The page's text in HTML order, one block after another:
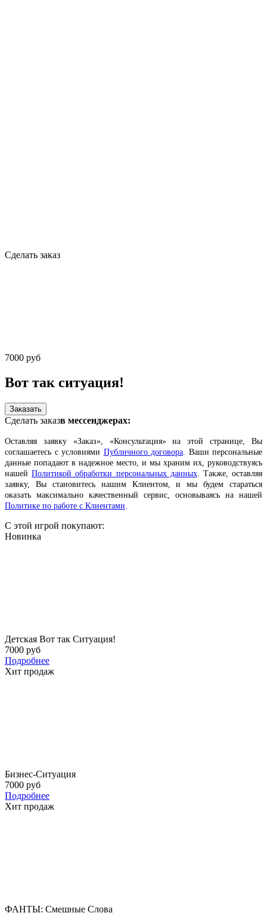
Сделать заказ
7000 руб
Вот так ситуация!
Заказать
Сделать заказв мессенджерах:
Оставляя заявку «Заказ», «Консультация» на этой странице, Вы
соглашаетесь с условиями Публичного договора. Ваши персональные
данные попадают в надежное место, и мы храним их, руководствуясь
нашейПолитикой обработки персональных данных. Также, оставляя
заявку, Вы становитесь нашим Клиентом, и мы будем стараться
оказать максимально качественный сервис, основываясь на нашей
Политике по работе с Клиентами.
С этой игрой покупают:
Новинка
Детская Вот так Ситуация!
7000 руб
Подробнее
Хит продаж
Бизнес-Ситуация
7000 руб
Подробнее
Хит продаж
ФАНТЫ: Смешные Слова